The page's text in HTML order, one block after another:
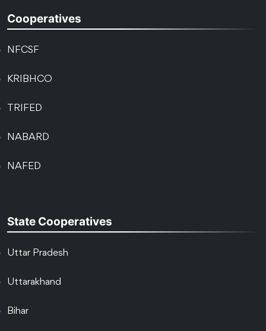
Cooperatives
NFCSF
KRIBHCO
TRIFED
NABARD
NAFED
State Cooperatives
Uttar Pradesh
Uttarakhand
Bihar